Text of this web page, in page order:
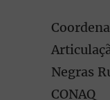
Negras
CONAQ